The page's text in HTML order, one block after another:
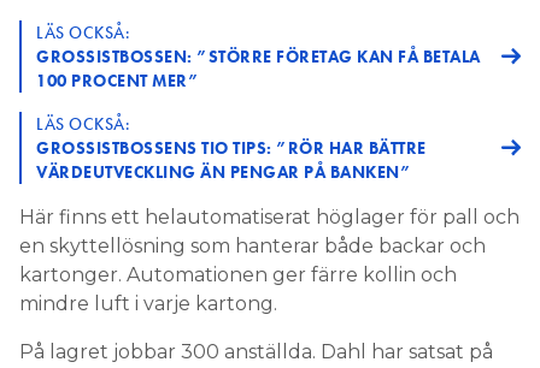
LÄS OCKSÅ:
GROSSISTBOSSEN: ”STÖRRE FÖRETAG KAN FÅ BETALA
100 PROCENT MER”
LÄS OCKSÅ:
GROSSISTBOSSENS TIO TIPS: ”RÖR HAR BÄTTRE
VÄRDEUTVECKLING ÄN PENGAR PÅ BANKEN”
Här finns ett helautomatiserat höglager för pall och
en skyttellösning som hanterar både backar och
kartonger. Automationen ger färre kollin och
mindre luft i varje kartong.
På lagret jobbar 300 anställda. Dahl har satsat på